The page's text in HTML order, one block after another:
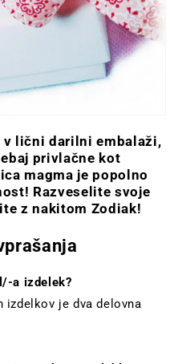
lični darilni embalaži,
privlačne kot
magma je popolno
Razveselite svoje
z nakitom Zodiak!
a izdelek?
izdelkov je dva delovna